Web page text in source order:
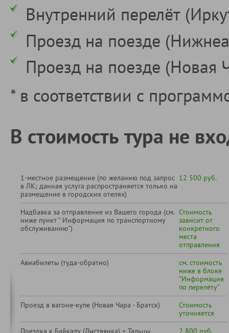
Внутренний перелёт
Проезд на поезде
Проезд на поезде (Новая
* в соответствии с
В стоимость тура не
1-местное размещение (по желанию под запрос
в ЛК; данная услуга распространяется только на
размещение в городских отелях)
12 500 руб.
Надбавка за отправление из Вашего города (см.
ниже пункт " Информация по транспортному
обслуживанию")
Стоимость
зависит от
конкретного
места
отправления
Авиабилеты (туда-обратно)
см. стоимость
ниже в блоке
"Информация
по перелёту"
Проезд в вагоне-купе (Новая Чара - Братск)
Стоимость
уточняется
Поездка к Байкалу (Листвянка) + Тальцы
2 800 руб.